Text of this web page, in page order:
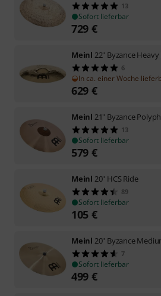
13
Sofort lieferbar
729 €
Meinl 22" Byzance Heavy
6
In ca. einer Woche
629 €
Meinl 21" Byzance
13
Sofort lieferbar
579 €
Meinl 20" HCS Ride
89
Sofort lieferbar
105 €
Meinl 20" Byzance
7
Sofort lieferbar
499 €